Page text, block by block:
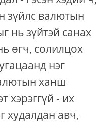
зүйлс валютын
нь зүйтэй санах
өгч, солилцох
нэг
ханш
хэрэггүй - их
худалдан авч,